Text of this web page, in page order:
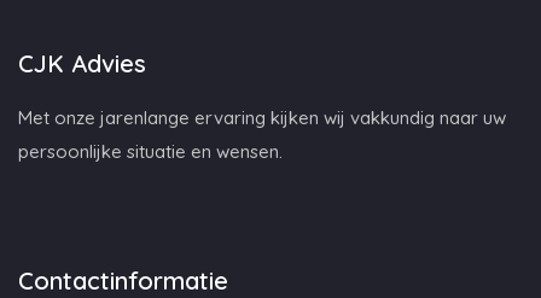
CJK Advies
Met onze jarenlange ervaring kijken wij vakkundig naar uw
persoonlijke situatie en wensen.
Contactinformatie